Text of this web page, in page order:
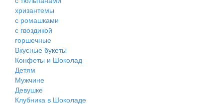
хризантемы
с ромашками
с гвоздикой
горшечные
Вкусные букеты
Конфеты и Шоколад
Детям
Мужчине
Девушке
Клубника в Шоколаде